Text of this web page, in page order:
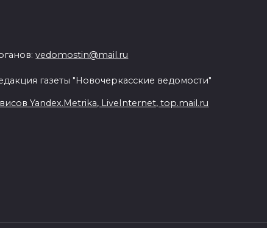
vedomostin@mail.ru
газеты "Новочеркасские ведомости"
Yandex.Metrika, LiveInternet, top.mail.ru